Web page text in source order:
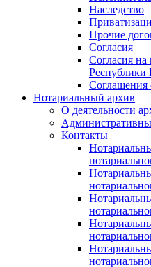
Наследство
Прочие
Согласия
Согласия на
Республики
Соглашения
Нотариальный архив
О деятельности
Контакты